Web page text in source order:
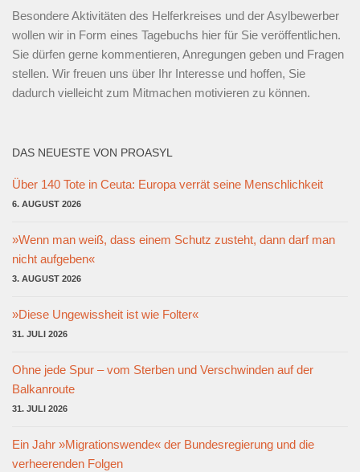
Besondere Aktivitäten des Helferkreises und der Asylbewerber
wollen wir in Form eines Tagebuchs hier für Sie veröffentlichen.
Sie dürfen gerne kommentieren, Anregungen geben und Fragen
stellen. Wir freuen uns über Ihr Interesse und hoffen, Sie
dadurch vielleicht zum Mitmachen motivieren zu können.
DAS NEUESTE VON PROASYL
Über 140 Tote in Ceuta: Europa verrät seine Menschlichkeit
6. AUGUST 2026
»Wenn man weiß, dass einem Schutz zusteht, dann darf man
nicht aufgeben«
3. AUGUST 2026
»Diese Ungewissheit ist wie Folter«
31. JULI 2026
Ohne jede Spur – vom Sterben und Verschwinden auf der
Balkanroute
31. JULI 2026
Ein Jahr »Migrationswende« der Bundesregierung und die
verheerenden Folgen